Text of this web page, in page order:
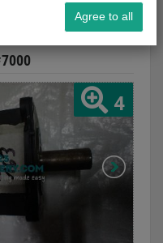
4
Agree to all